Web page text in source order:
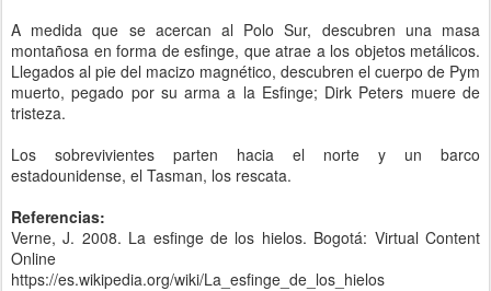
A medida que se acercan al Polo Sur, descubren una masa
montañosa en forma de esfinge, que atrae a los objetos metálicos.
Llegados al pie del macizo magnético, descubren el cuerpo de Pym
muerto, pegado por su arma a la Esfinge; Dirk Peters muere de
tristeza.
Los sobrevivientes parten hacia el norte y un barco
estadounidense, el Tasman, los rescata.
Referencias:
Verne, J. 2008. La esfinge de los hielos. Bogotá: Virtual Content
Online
https://es.wikipedia.org/wiki/La_esfinge_de_los_hielos